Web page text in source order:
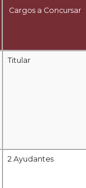
Cargos a Concursar
Titular
2 Ayudantes